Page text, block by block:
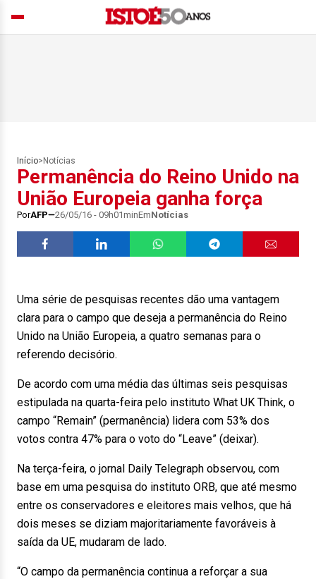
Início> Notícias
Permanência do Reino Unido na
União Europeia ganha força
PorAFP 26/05/16 - 09h01minEmNotícias
Uma série de pesquisas recentes dão uma vantagem
clara para o campo que deseja a permanência do Reino
Unido na União Europeia, a quatro semanas para o
referendo decisório.
De acordo com uma média das últimas seis pesquisas
estipulada na quarta-feira pelo instituto What UK Think, o
campo “Remain” (permanência) lidera com 53% dos
votos contra 47% para o voto do “Leave” (deixar).
Na terça-feira, o jornal Daily Telegraph observou, com
base em uma pesquisa do instituto ORB, que até mesmo
entre os conservadores e eleitores mais velhos, que há
dois meses se diziam majoritariamente favoráveis à
saída da UE, mudaram de lado.
“O campo da permanência continua a reforçar a sua